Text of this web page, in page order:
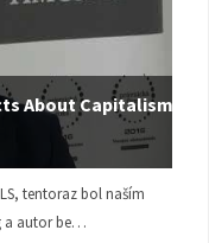
About Capitalism |
tentoraz bol naším
a autor be…